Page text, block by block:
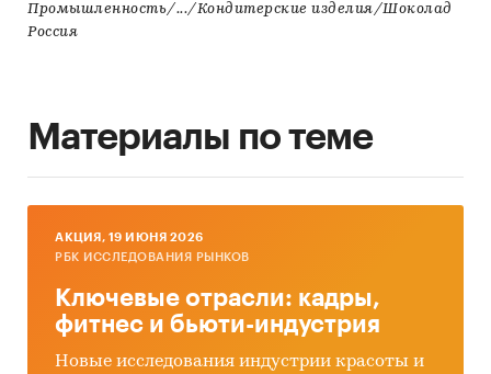
Промышленность/.../Кондитерские изделия/Шоколад
Россия
Материалы по теме
AКЦИЯ, 19 ИЮНЯ 2026
РБК ИССЛЕДОВАНИЯ РЫНКОВ
Ключевые отрасли: кадры,
фитнес и бьюти-индустрия
Новые исследования индустрии красоты и